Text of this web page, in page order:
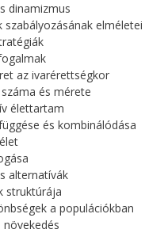
dinamizmus
szabályozásának elméletei
az ivarérettségkor
és mérete
élettartam
és kombinálódása
alternatívák
struktúrája
a populációkban
növekedés